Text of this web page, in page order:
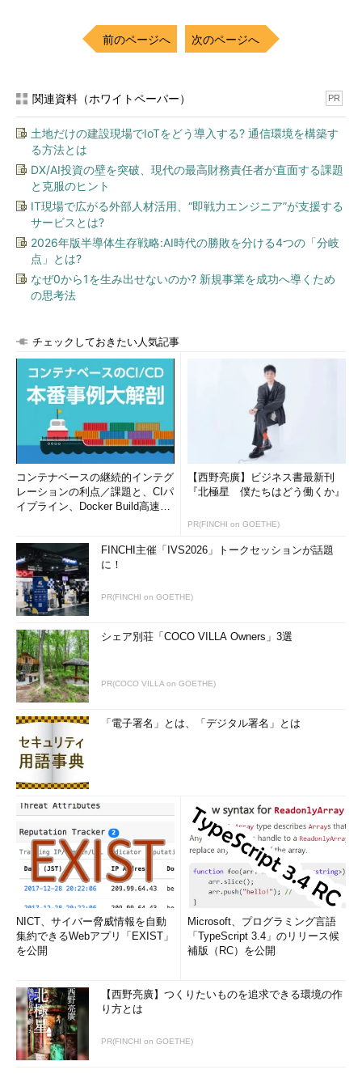
前のページへ 次のページへ
関連資料（ホワイトペーパー） PR
土地だけの建設現場でIoTをどう導入する? 通信環境を構築す
る方法とは
DX/AI投資の壁を突破、現代の最高財務責任者が直面する課題
と克服のヒント
IT現場で広がる外部人材活用、“即戦力エンジニア”が支援する
サービスとは?
2026年版半導体生存戦略:AI時代の勝敗を分ける4つの「分岐
点」とは?
なぜ0から1を生み出せないのか? 新規事業を成功へ導くため
の思考法
チェックしておきたい人気記事
コンテナベースの継続的インテグ
レーションの利点／課題と、CIパ
イプライン、Docker Build高速化
【西野亮廣】ビジネス書最新刊
『北極星 僕たちはどう働くか』
PR(FINCHI on GOETHE)
FINCHI主催「IVS2026」トークセッションが話題
に！
PR(FINCHI on GOETHE)
シェア別荘「COCO VILLA Owners」3選
PR(COCO VILLA on GOETHE)
「電子署名」とは、「デジタル署名」とは
NICT、サイバー脅威情報を自動
集約できるWebアプリ「EXIST」
を公開
Microsoft、プログラミング言語
「TypeScript 3.4」のリリース候
補版（RC）を公開
【西野亮廣】つくりたいものを追求できる環境の作
り方とは
PR(FINCHI on GOETHE)